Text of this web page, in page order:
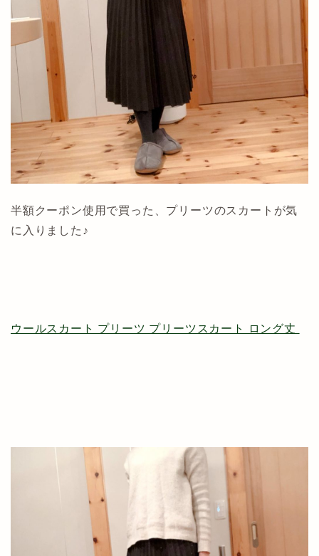
半額クーポン使用で買った、プリーツのスカートが気
に入りました♪
ウールスカート プリーツ プリーツスカート ロング丈